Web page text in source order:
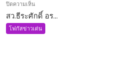
ปิดความเห็น
สว.ธีร
ะ
ศักดิ์
สว.ธีระศักดิ์ อร...
โฟกัสข่าวเด่น